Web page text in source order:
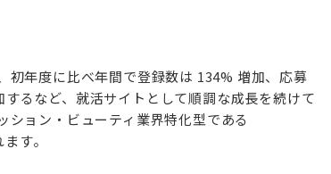
年度に比べ年間で登録数は 134% 増加、応募
るなど、就活サイトとして順調な成長を続けて
ョン・ビューティ業界特化型である
す。